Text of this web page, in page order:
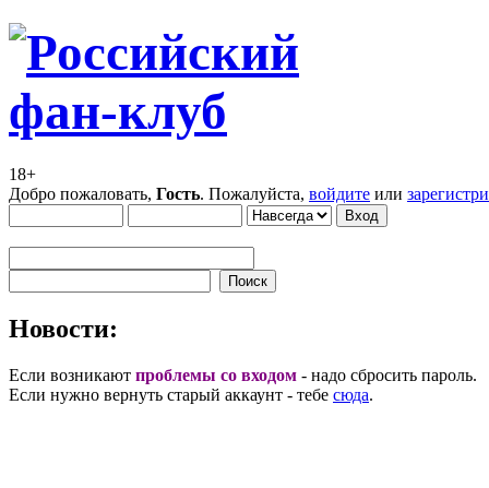
18+
Добро пожаловать, Гость. Пожалуйста, войдите или
Новости:
Если возникают проблемы со входом - надо сбросить пароль.
Если нужно вернуть старый аккаунт - тебе сюда.